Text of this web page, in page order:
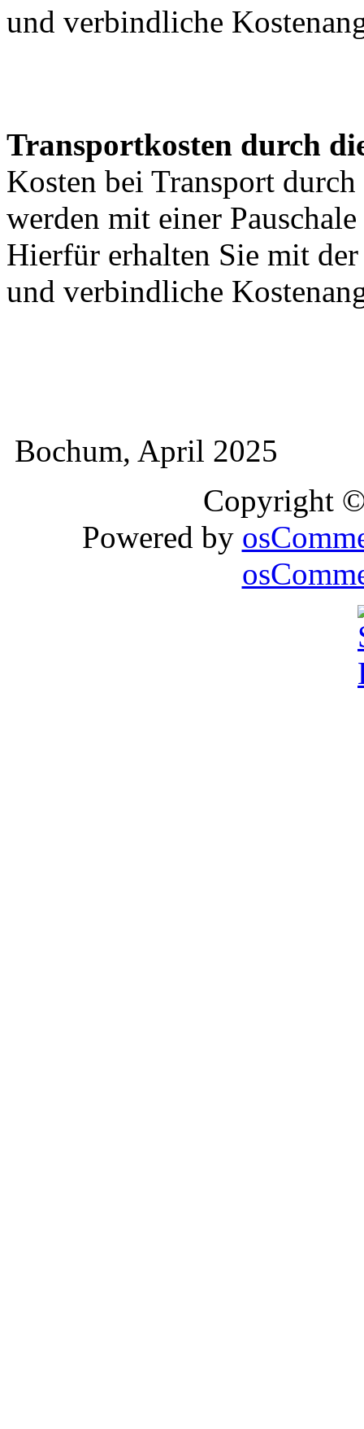
und verbindliche
Transportkosten durch
Kosten bei Transport
werden mit einer
Hierfür erhalten Sie mit
und verbindliche
Bochum, April 2025
Copyright
Powered by